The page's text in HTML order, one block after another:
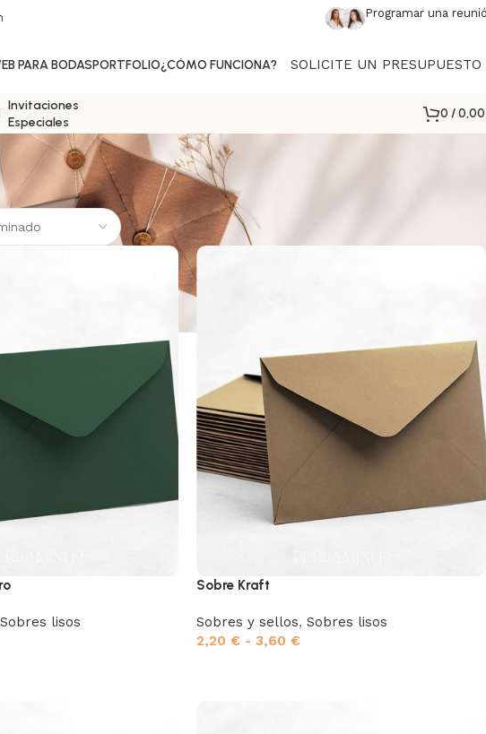
Programar una
PARA BODASPORTFOLIO¿CÓMO FUNCIONA? SOLICITE UN PRESUPUESTO
Invitaciones
Especiales
0 /
Sobres lisos
Sobre Kraft
Sobres y sellos, Sobres lisos
2,20€ - 3,60€